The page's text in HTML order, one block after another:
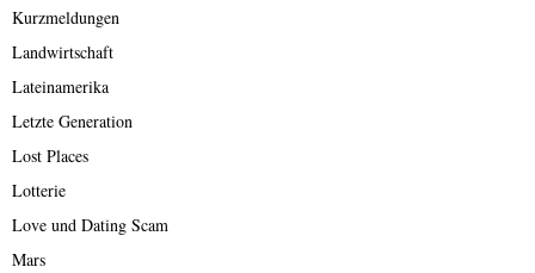
Kurzmeldungen
Landwirtschaft
Lateinamerika
Letzte Generation
Lost Places
Lotterie
Love und Dating Scam
Mars